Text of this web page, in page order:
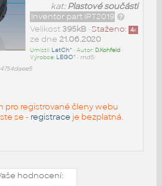
kat:Plastové součásti
Inventor part IPT2019
Staženo: 4x
Velikost395kB•
ze dne 21.06.2020
Umístil: LatCh^ • Autor: D.Kohfeld•
Výrobce: LEGO^ • md5:
pro registrované členy webu
se - registrace je bezplatná.
hodnocení: